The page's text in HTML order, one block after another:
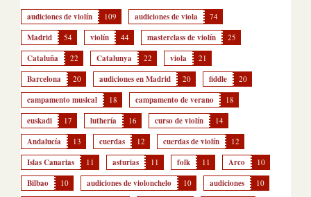
audiciones de violín 109 audiciones de viola 74
Madrid 54 violín 44 masterclass de violín 25
Cataluña 22 Catalunya 22 viola 21
Barcelona 20 audiciones en Madrid 20 fiddle 20
campamento musical 18 campamento de verano 18
euskadi 17 luthería 16 curso de violín 14
Andalucía 13 cuerdas 12 cuerdas de violín 12
Islas Canarias 11 asturias 11 folk 11 Arco 10
Bilbao 10 audiciones de violonchelo 10 audiciones 10